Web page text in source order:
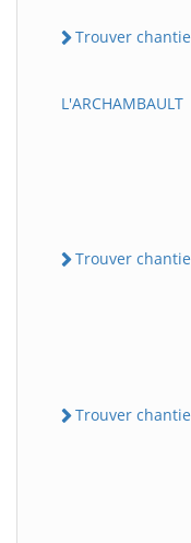
Trouver
L'ARCHAMBAULT
Trouver
Trouver